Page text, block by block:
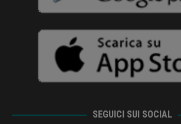
SEGUICI SUI SOCIAL